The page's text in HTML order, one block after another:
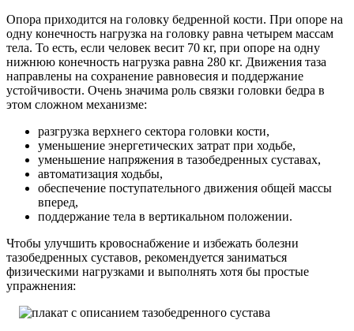
Опора приходится на головку бедренной кости. При опоре на
одну конечность нагрузка на головку равна четырем массам
тела. То есть, если человек весит 70 кг, при опоре на одну
нижнюю конечность нагрузка равна 280 кг. Движения таза
направлены на сохранение равновесия и поддержание
устойчивости. Очень значима роль связки головки бедра в
этом сложном механизме:
разгрузка верхнего сектора головки кости,
уменьшение энергетических затрат при ходьбе,
уменьшение напряжения в тазобедренных суставах,
автоматизация ходьбы,
обеспечение поступательного движения общей массы
вперед,
поддержание тела в вертикальном положении.
Чтобы улучшить кровоснабжение и избежать болезни
тазобедренных суставов, рекомендуется заниматься
физическими нагрузками и выполнять хотя бы простые
упражнения: